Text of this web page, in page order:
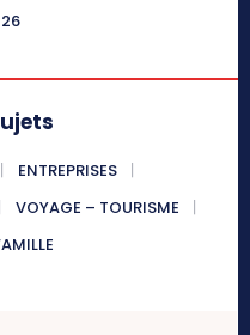
ENTREPRISES
VOYAGE – TOURISME